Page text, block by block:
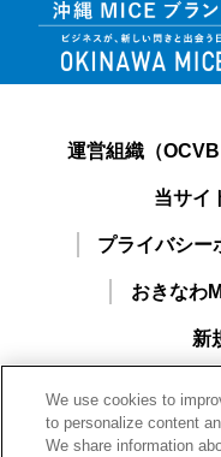
運営組織（
当サイ
プライバシー
おきなわ
新
We use cookies to
to personalize content
We share information